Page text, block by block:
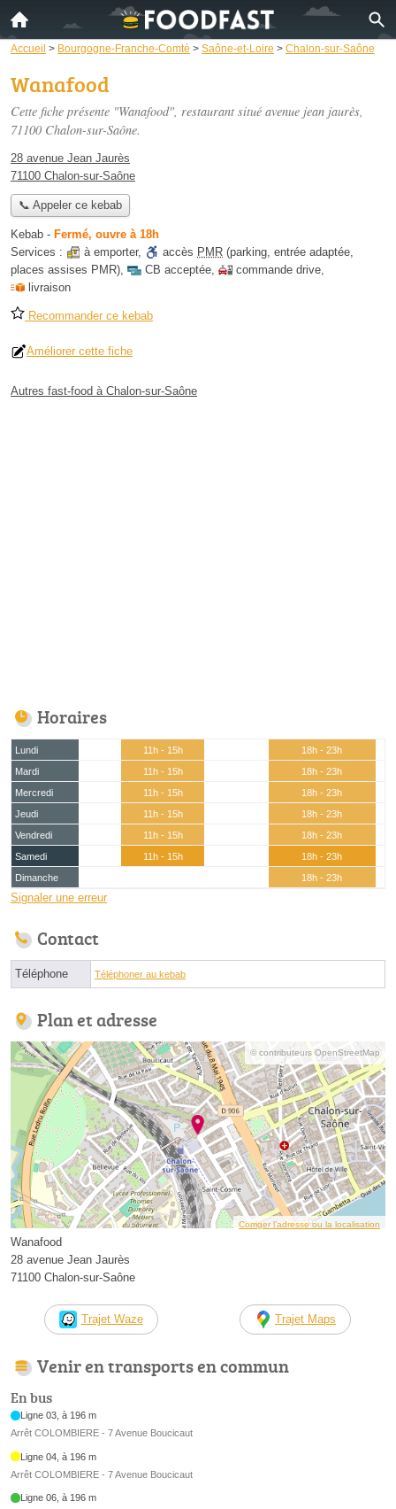
Accueil > Bourgogne-Franche-Comté > Saône-et-Loire > Chalon-sur-Saône
Wanafood
Cette fiche présente "Wanafood", restaurant situé avenue jean jaurès,
71100 Chalon-sur-Saône.
28 avenue Jean Jaurès
71100 Chalon-sur-Saône
📞 Appeler ce kebab
Kebab - Fermé, ouvre à 18h
Services :
à emporter, accès PMR (parking, entrée adaptée,
places assises PMR), CB acceptée, commande drive,
livraison
Recommander ce kebab
Améliorer cette fiche
Autres fast-food à Chalon-sur-Saône
Horaires
Lundi 11h - 15h
18h - 23h
Mardi
11h - 15h
18h - 23h
Mercredi
11h - 15h
18h - 23h
Jeudi
11h - 15h
18h - 23h
Vendredi
11h - 15h
18h - 23h
Samedi
11h - 15h
18h - 23h
Dimanche
18h - 23h
Signaler une erreur
Contact
Téléphone Téléphoner au kebab
Plan et adresse
© contributeurs OpenStreetMap
Corriger l’adresse ou la localisation
Wanafood
28 avenue Jean Jaurès
71100 Chalon-sur-Saône
Trajet Waze Trajet Maps
Venir en transports en commun
En bus
Ligne 03, à 196 m
Arrêt COLOMBIERE - 7 Avenue Boucicaut
Ligne 04, à 196 m
Arrêt COLOMBIERE - 7 Avenue Boucicaut
Ligne 06, à 196 m